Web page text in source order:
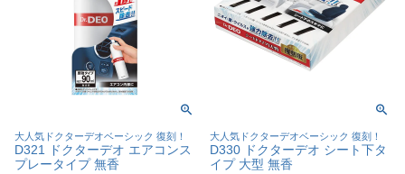
大人気ドクターデオベーシック 復刻！
D321 ドクターデオ エアコンス
プレータイプ 無香
大人気ドクターデオベーシック 復刻！
D330 ドクターデオ シート下タ
イプ 大型 無香